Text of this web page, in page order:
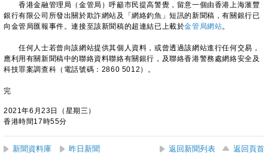
香港金融管理局（金管局）呼籲市民提高警覺，留意一個由香港上海滙豐
銀行有限公司所發出關於欺詐網站及「網絡釣魚」短訊的新聞稿，有關銀行已
向金管局匯報事件。連接至該新聞稿的超連結已上載於金管局網站。
任何人士若曾向該網站提供其個人資料，或曾透過該網站進行任何交易，
應利用有關新聞稿中的聯絡資料聯絡有關銀行，及聯絡香港警務處網絡安全及
科技罪案調查科（電話號碼：2860 5012）。
完
2021年6月23日（星期三）
香港時間17時55分
新聞資料庫 昨日新聞 返回新聞列表
返回頁首